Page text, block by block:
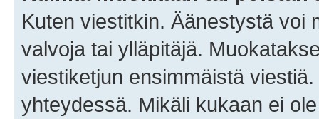
Kuten viestitkin. Äänestystä voi
valvoja tai ylläpitäjä.
viestiketjun ensimmäistä
yhteydessä. Mikäli kukaan ei